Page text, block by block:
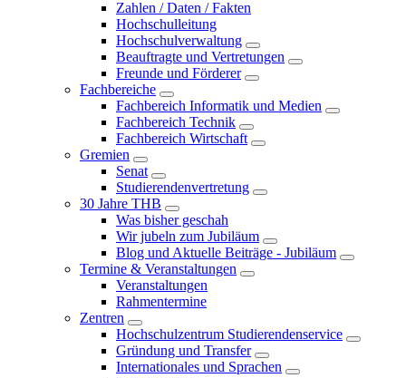
Zahlen / Daten / Fakten
Hochschulleitung
Hochschulverwaltung
Beauftragte und Vertretungen
Freunde und Förderer
Fachbereiche
Fachbereich Informatik und Medien
Fachbereich Technik
Fachbereich Wirtschaft
Gremien
Senat
Studierendenvertretung
30 Jahre THB
Was bisher geschah
Wir jubeln zum Jubiläum
Blog und Aktuelle Beiträge - Jubiläum
Termine & Veranstaltungen
Veranstaltungen
Rahmentermine
Zentren
Hochschulzentrum Studierendenservice
Gründung und Transfer
Internationales und Sprachen